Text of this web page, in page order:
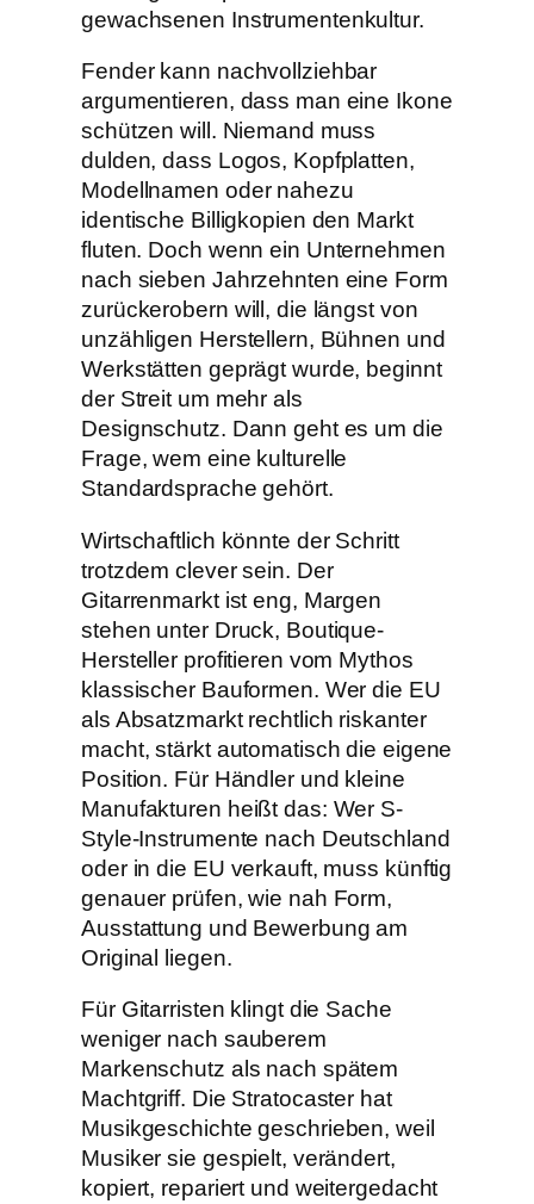
gewachsenen Instrumentenkultur.
Fender kann nachvollziehbar
argumentieren, dass man eine Ikone
schützen will. Niemand muss
dulden, dass Logos, Kopfplatten,
Modellnamen oder nahezu
identische Billigkopien den Markt
fluten. Doch wenn ein Unternehmen
nach sieben Jahrzehnten eine Form
zurückerobern will, die längst von
unzähligen Herstellern, Bühnen und
Werkstätten geprägt wurde, beginnt
der Streit um mehr als
Designschutz. Dann geht es um die
Frage, wem eine kulturelle
Standardsprache gehört.
Wirtschaftlich könnte der Schritt
trotzdem clever sein. Der
Gitarrenmarkt ist eng, Margen
stehen unter Druck, Boutique-
Hersteller profitieren vom Mythos
klassischer Bauformen. Wer die EU
als Absatzmarkt rechtlich riskanter
macht, stärkt automatisch die eigene
Position. Für Händler und kleine
Manufakturen heißt das: Wer S-
Style-Instrumente nach Deutschland
oder in die EU verkauft, muss künftig
genauer prüfen, wie nah Form,
Ausstattung und Bewerbung am
Original liegen.
Für Gitarristen klingt die Sache
weniger nach sauberem
Markenschutz als nach spätem
Machtgriff. Die Stratocaster hat
Musikgeschichte geschrieben, weil
Musiker sie gespielt, verändert,
kopiert, repariert und weitergedacht